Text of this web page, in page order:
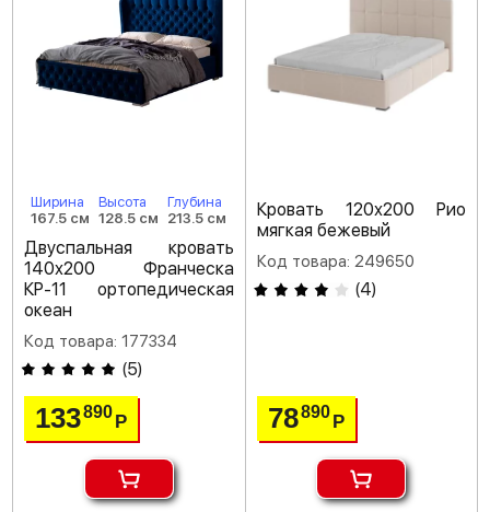
Ширина
167.5 см
Высота
128.5 см
Глубина
213.5 см
Двуспальная кровать
140х200 Франческа
КР-11 ортопедическая
океан
Код товара: 177334
(5)
133890Р
Кровать 120х200 Рио
мягкая бежевый
Код товара: 249650
(4)
78890 Р